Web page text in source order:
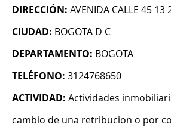
DIRECCIÓN: AVENIDA CALLE 45 13
CIUDAD: BOGOTA D C
DEPARTAMENTO: BOGOTA
TELÉFONO: 3124768650
ACTIVIDAD: Actividades
cambio de una retribucion o por